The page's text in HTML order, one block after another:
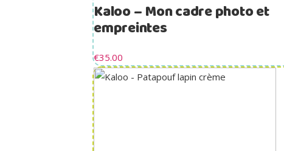
Kaloo – Mon cadre photo et
empreintes
€35.00